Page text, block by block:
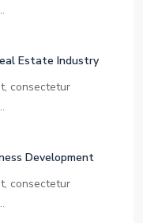
Estate Industry
consectetur
Development
consectetur